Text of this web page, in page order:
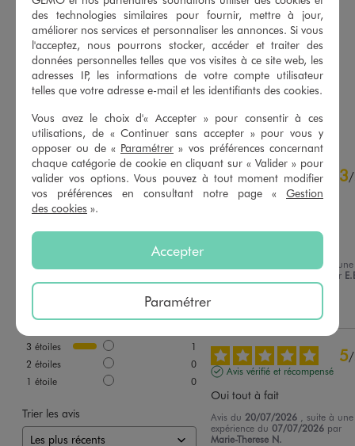
Sac à main graphique à anse métallique femme
22,99 €
5/5 de moyenne
(17 avis)
AJOUTER AU PANIER
Gilet court à col polo femme
29,99 €
4.5/5 de moyenne
(23 avis)
AJOUTERAU PANIER
4.5/ 5
avis soumis à un
Voir tous les avis sur ce site
3
3 étoiles
1
2 étoiles
0
1 étoile 0
Trier les avis
3/
Avis vérifié et récompensé
Douloureuse à l'essayage
, suite à une
par
5/
Avis vérifié et récompensé
Oui tout à fait
Avis du 20/07/2026
, suite à une
expérience du07/07/2026 par
Marie-Therese N.
des technologies similaires pour fournir, mettre à jour,
améliorer nos services et personnaliser les annonces. Si vous
l'acceptez, nous pourrons stocker, accéder et traiter des
données personnelles telles que vos visites à ce site web, les
adresses IP, les informations de votre compte utilisateur
telles que votre adresse e-mail et les identifiants des cookies.
Vous avez le choix d'« Accepter » pour consentir à ces
utilisations, de « Continuer sans accepter » pour vous y
opposer ou de « Paramétrer » vos préférences concernant
chaque catégorie de cookie en cliquant sur « Valider » pour
valider vos options. Vous pouvez à tout moment modifier
vos préférences en consultant notre page « Gestion
des cookies ».
Accepter
Paramétrer